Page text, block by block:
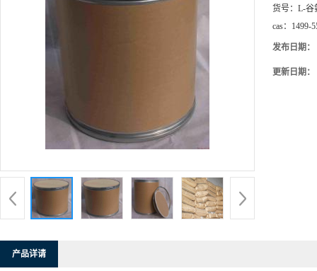
货号： L-谷
cas： 1499-
发布日期：
更新日期：
产品详请